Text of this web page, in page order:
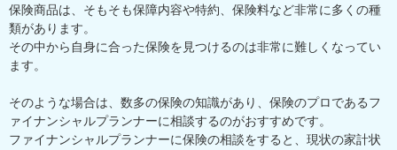
保険商品は、そもそも保障内容や特約、保険料など非常に多くの種
類があります。
その中から自身に合った保険を見つけるのは非常に難しくなってい
ます。
そのような場合は、数多の保険の知識があり、保険のプロであるフ
ァイナンシャルプランナーに相談するのがおすすめです。
ファイナンシャルプランナーに保険の相談をすると、現状の家計状